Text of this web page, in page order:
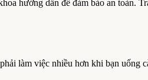
hướng dẫn để đảm bảo an toàn.
làm việc nhiều hơn khi bạn uống